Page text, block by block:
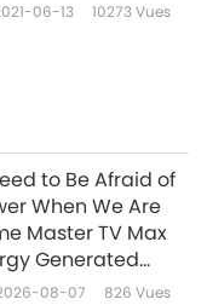
06-13 10273Vues
to Be Afraid of
When We Are
Master TV Max
Generated
Powerful than
08-07 826 Vues